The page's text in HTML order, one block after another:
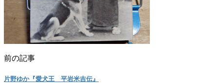
前の記事
片野ゆか『愛犬王 平岩米吉伝』